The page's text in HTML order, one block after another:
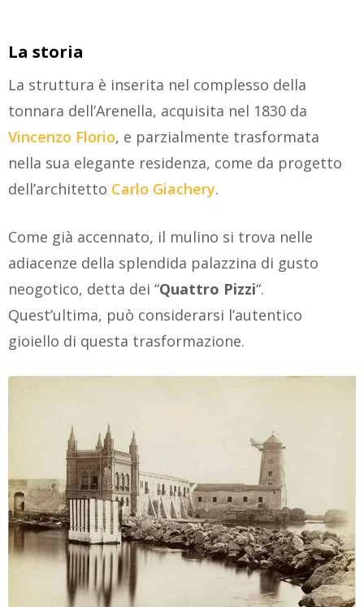
La storia
La struttura è inserita nel complesso della
tonnara dell’Arenella, acquisita nel 1830 da
Vincenzo Florio, e parzialmente trasformata
nella sua elegante residenza, come da progetto
dell’architetto Carlo Giachery.
Come già accennato, il mulino si trova nelle
adiacenze della splendida palazzina di gusto
neogotico, detta dei “Quattro Pizzi“.
Quest’ultima, può considerarsi l’autentico
gioiello di questa trasformazione.